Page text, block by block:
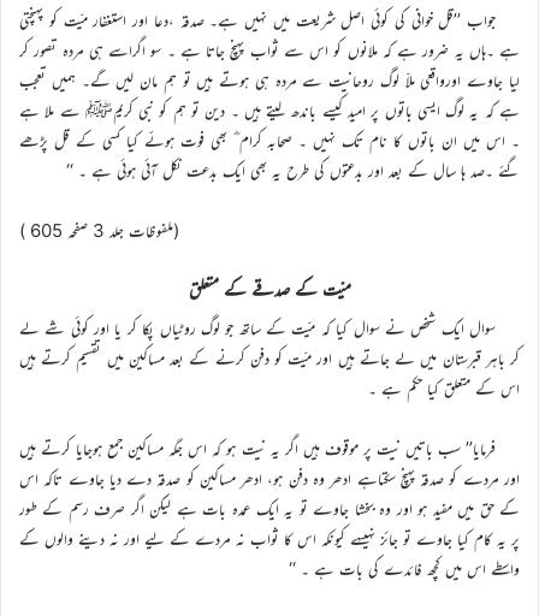
جواب ’’قل خوانی کی کوئی اصل شریعت میں نہیں ہے۔ صدقہ ،دعا اور استغفار میّت کو پہنچتی
ہے ۔ہاں یہ ضرور ہے کہ ملانوں کو اس سے ثواب پہنچ جاتا ہے ۔ سو اگراسے ہی مردہ تصور کر
لیا جاوے اورواقعی ملاّ لوگ روحانیت سے مردہ ہی ہوتے ہیں تو ہم مان لیں گے۔ ہمیں تعجب
ہے کہ یہ لوگ ایسی باتوں پر امید کیسے باندھ لیتے ہیں ۔ دین تو ہم کو نبی کریمﷺ سے ملا ہے
۔ اس میں ان باتوں کا نام تک نہیں ۔ صحابہ کرام ؓ بھی فوت ہوئے کیا کسی کے قل پڑھے
گئے ۔صد ہا سال کے بعد اور بدعتوں کی طرح یہ بھی ایک بدعت نکل آئی ہوئی ہے ۔ ‘‘
(ملفوظات جلد 3 صفحہ 605 )
میّت کے صدقے کے متعلق
سوال ایک شخص نے سوال کیا کہ میّت کے ساتھ جو لوگ روٹیاں پکا کر یا اور کوئی شے لے
کر باہر قبرستان میں لے جاتے ہیں اور میّت کو دفن کرنے کے بعد مساکین میں تقسیم کرتے ہیں
اس کے متعلق کیا حکم ہے ۔
فرمایا’’ سب باتیں نیت پر موقوف ہیں اگر یہ نیت ہو کہ اس جگہ مساکین جمع ہوجایا کرتے ہیں
اور مردے کو صدقہ پہنچ سکتاہے ادھر وہ دفن ہو، ادھر مساکین کو صدقہ دے دیا جاوے تاکہ اس
کے حق میں مفید ہو اور وہ بخشا جاوے تو یہ ایک عمدہ بات ہے لیکن اگر صرف رسم کے طور
پر یہ کام کیا جاوے تو جائز نہیںہے کیونکہ اس کا ثواب نہ مردے کے لیے اور نہ دینے والوں کے
واسطے اس میں کچھ فائدے کی بات ہے ۔ ‘‘